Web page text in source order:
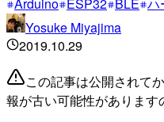
Yosuke Miyajima
2019.10.29
この記事は公開されて
報が古い可能性があります